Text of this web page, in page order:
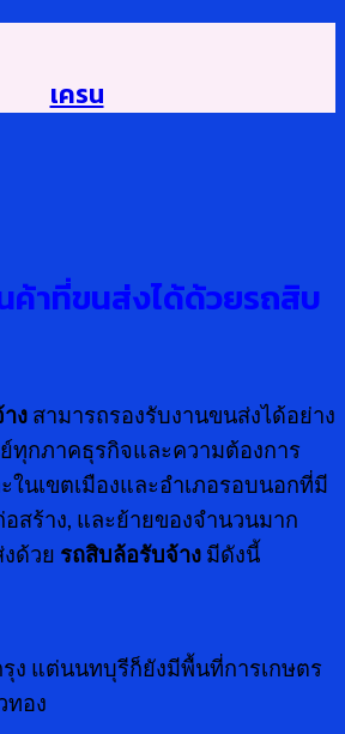
เครน
ค้าที่ขนส่งได้ด้วยรถสิบ
ง สามารถรองรับงานขนส่งได้อย่าง
ทุกภาคธุรกิจและความต้องการ
ในเขตเมืองและอำเภอรอบนอกที่มี
สร้าง, และย้ายของจำนวนมาก
ด้วย รถสิบล้อรับจ้าง มีดังนี้
รุง แต่นนทบุรีก็ยังมีพื้นที่การเกษตร
ทอง